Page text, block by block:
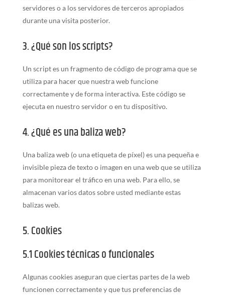
servidores o a los servidores de terceros apropiados
durante una visita posterior.
3. ¿Qué son los scripts?
Un script es un fragmento de código de programa que se
utiliza para hacer que nuestra web funcione
correctamente y de forma interactiva. Este código se
ejecuta en nuestro servidor o en tu dispositivo.
4. ¿Qué es una baliza web?
Una baliza web (o una etiqueta de píxel) es una pequeña e
invisible pieza de texto o imagen en una web que se utiliza
para monitorear el tráfico en una web. Para ello, se
almacenan varios datos sobre usted mediante estas
balizas web.
5. Cookies
5.1 Cookies técnicas o funcionales
Algunas cookies aseguran que ciertas partes de la web
funcionen correctamente y que tus preferencias de